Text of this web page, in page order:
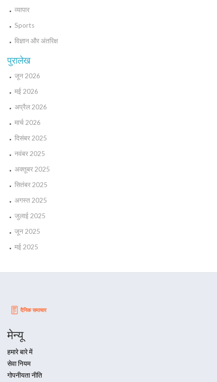
व्यापार
Sports
विज्ञान और अंतरिक्ष
पुरालेख
जून 2026
मई 2026
अप्रैल 2026
मार्च 2026
दिसंबर 2025
नवंबर 2025
अक्तूबर 2025
सितंबर 2025
अगस्त 2025
जुलाई 2025
जून 2025
मई 2025
मेन्यू
हमारे बारे में
सेवा नियम
गोपनीयता नीति